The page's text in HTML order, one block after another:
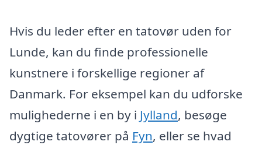
Hvis du leder efter en tatovør uden for
Lunde, kan du finde professionelle
kunstnere i forskellige regioner af
Danmark. For eksempel kan du udforske
mulighederne i en by i Jylland, besøge
dygtige tatovører på Fyn, eller se hvad